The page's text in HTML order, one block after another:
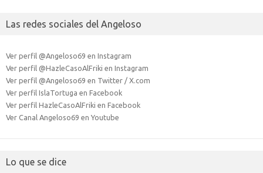
Las redes sociales del Angeloso
Ver perfil @Angeloso69 en Instagram
Ver perfil @HazleCasoAlFriki en Instagram
Ver perfil @Angeloso69 en Twitter / X.com
Ver perfil IslaTortuga en Facebook
Ver perfil HazleCasoAlFriki en Facebook
Ver Canal Angeloso69 en Youtube
Lo que se dice